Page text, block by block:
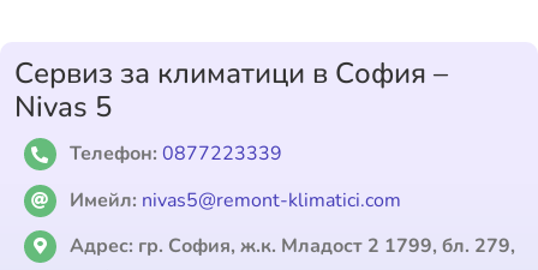
Сервиз за климатици в София –
Nivas 5
Телефон: 0877223339
Имейл: nivas5@remont-klimatici.com
Адрес: гр. София, ж.к. Младост 2 1799, бл. 279,